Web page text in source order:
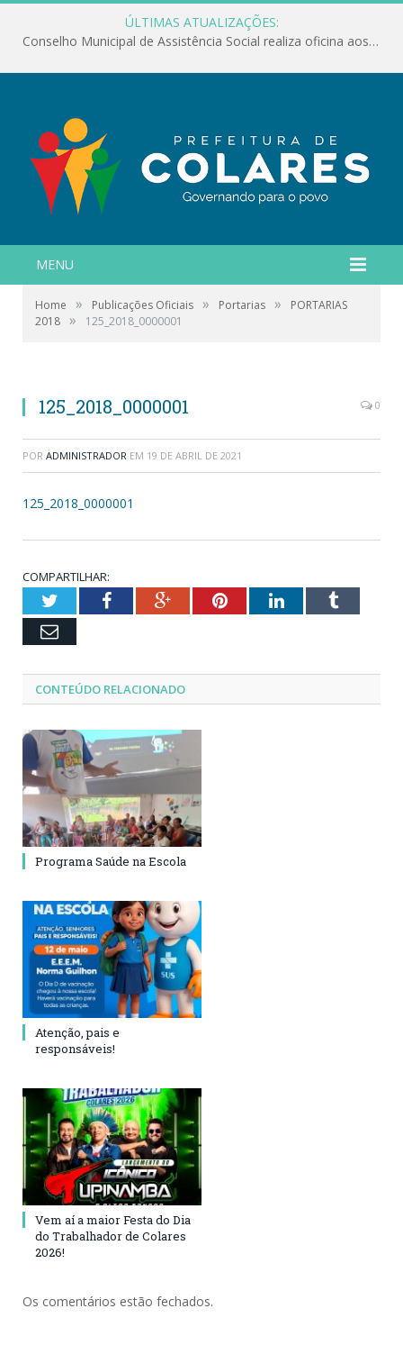
ÚLTIMAS ATUALIZAÇÕES:
Conselho Municipal de Assistência Social realiza oficina aos servidores
MENU
Home » Publicações Oficiais » Portarias »
PORTARIAS
2018 » 125_2018_0000001
125_2018_0000001 0
POR ADMINISTRADOR EM 19 DE ABRIL DE 2021
125_2018_0000001
COMPARTILHAR:
TwitterFacebookGoogle+PinterestLinkedInTumblr
Email
CONTEÚDO RELACIONADO
Programa Saúde na Escola
Atenção, pais e
responsáveis!
Vem aí a maior Festa do Dia
do Trabalhador de Colares
2026!
Os comentários estão fechados.